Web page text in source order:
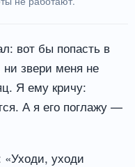
вот бы попасть в
звери меня не
Я ему кричу:
А я его поглажу —
уходи